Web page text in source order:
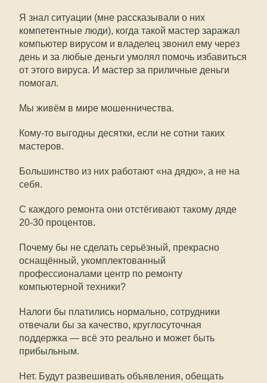
Я знал ситуации (мне рассказывали о них
компетентные люди), когда такой мастер заражал
компьютер вирусом и владелец звонил ему через
день и за любые деньги умолял помочь избавиться
от этого вируса. И мастер за приличные деньги
помогал.
Мы живём в мире мошенничества.
Кому-то выгодны десятки, если не сотни таких
мастеров.
Большинство из них работают «на дядю», а не на
себя.
С каждого ремонта они отстёгивают такому дяде
20-30 процентов.
Почему бы не сделать серьёзный, прекрасно
оснащённый, укомплектованный
профессионалами центр по ремонту
компьютерной техники?
Налоги бы платились нормально, сотрудники
отвечали бы за качество, круглосуточная
поддержка — всё это реально и может быть
прибыльным.
Нет. Будут развешивать объявления, обещать